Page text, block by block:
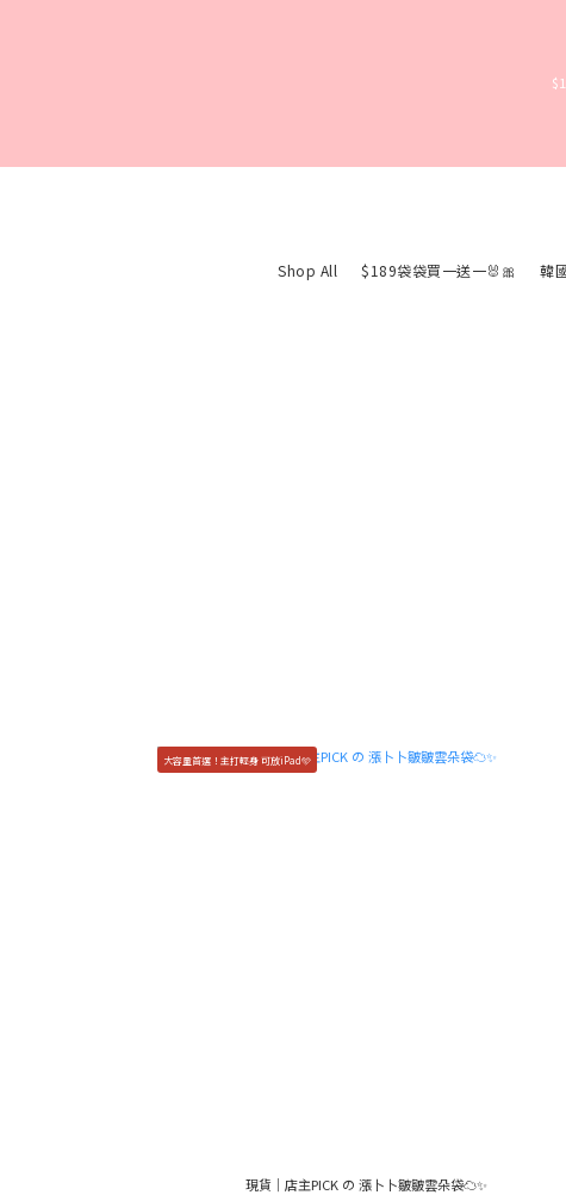
Shop All $189袋袋買一送一🐰🎀 韓
大容量首選！主打輕身 可放iPad🩵
現貨｜店主PICK の 漲卜卜皺皺雲朵袋☁️✨